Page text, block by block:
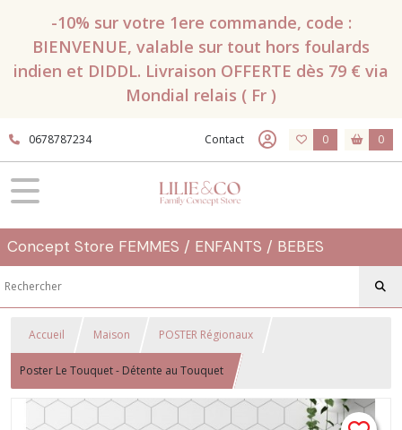
-10% sur votre 1ere commande, code :
BIENVENUE, valable sur tout hors foulards
indien et DIDDL. Livraison OFFERTE dès 79 € via
Mondial relais ( Fr )
0678787234 Contact 0 0
Concept Store FEMMES / ENFANTS / BEBES
Accueil Maison POSTER Régionaux
Poster Le Touquet - Détente au Touquet